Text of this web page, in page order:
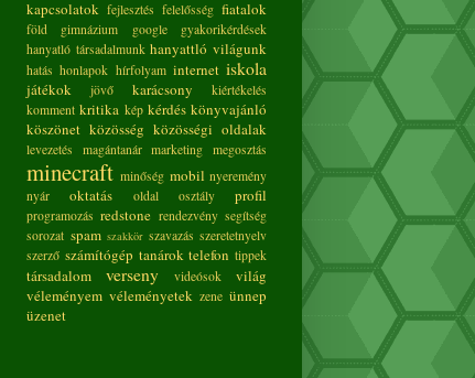
kapcsolatok fejlesztés felelősség fiatalok
föld gimnázium google
gyakorikérdések
hanyatló társadalmunk hanyattló világunk
hatás honlapok hírfolyam internet iskola
játékok jövő karácsony
kiértékelés
komment kritika kép kérdés könyvajánló
köszönet közösség közösségi oldalak
levezetés magántanár marketing megosztás
minecraft minőség mobil nyeremény
nyár
oktatás oldal osztály profil
programozás redstone rendezvény segítség
sorozat spam szakkör szavazás szeretetnyelv
szerző számítógép tanárok telefon tippek
társadalom verseny videósok
világ
véleményem véleményetek zene ünnep
üzenet